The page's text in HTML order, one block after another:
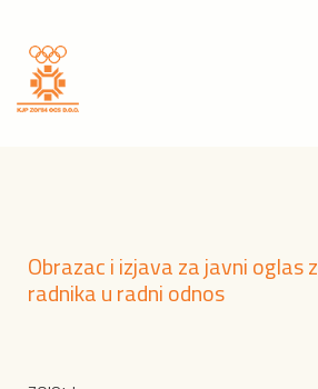
Obrazac i izjava za javni oglas
radnika u radni odnos